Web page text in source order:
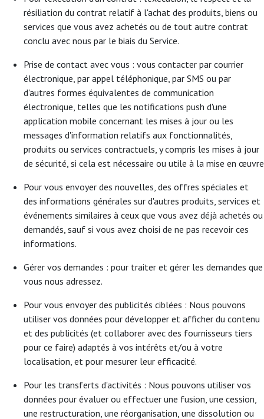
résiliation du contrat relatif à l'achat des produits, biens ou
services que vous avez achetés ou de tout autre contrat
conclu avec nous par le biais du Service.
Prise de contact avec vous : vous contacter par courrier
électronique, par appel téléphonique, par SMS ou par
d'autres formes équivalentes de communication
électronique, telles que les notifications push d'une
application mobile concernant les mises à jour ou les
messages d'information relatifs aux fonctionnalités,
produits ou services contractuels, y compris les mises à jour
de sécurité, si cela est nécessaire ou utile à la mise en œuvre
Pour vous envoyer des nouvelles, des offres spéciales et
des informations générales sur d'autres produits, services et
événements similaires à ceux que vous avez déjà achetés ou
demandés, sauf si vous avez choisi de ne pas recevoir ces
informations.
Gérer vos demandes : pour traiter et gérer les demandes que
vous nous adressez.
Pour vous envoyer des publicités ciblées : Nous pouvons
utiliser vos données pour développer et afficher du contenu
et des publicités (et collaborer avec des fournisseurs tiers
pour ce faire) adaptés à vos intérêts et/ou à votre
localisation, et pour mesurer leur efficacité.
Pour les transferts d'activités : Nous pouvons utiliser vos
données pour évaluer ou effectuer une fusion, une cession,
une restructuration, une réorganisation, une dissolution ou